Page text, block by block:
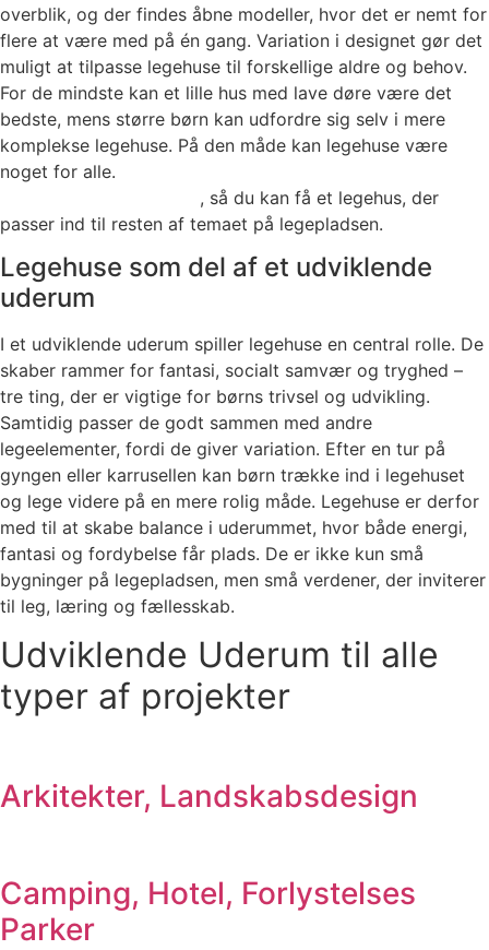
overblik, og der findes åbne modeller, hvor det er nemt for
flere at være med på én gang. Variation i designet gør det
muligt at tilpasse legehuse til forskellige aldre og behov.
For de mindste kan et lille hus med lave døre være det
bedste, mens større børn kan udfordre sig selv i mere
komplekse legehuse. På den måde kan legehuse være
noget for alle.
, så du kan få et legehus, der
passer ind til resten af temaet på legepladsen.
Legehuse som del af et udviklende
uderum
I et udviklende uderum spiller legehuse en central rolle. De
skaber rammer for fantasi, socialt samvær og tryghed –
tre ting, der er vigtige for børns trivsel og udvikling.
Samtidig passer de godt sammen med andre
legeelementer, fordi de giver variation. Efter en tur på
gyngen eller karrusellen kan børn trække ind i legehuset
og lege videre på en mere rolig måde. Legehuse er derfor
med til at skabe balance i uderummet, hvor både energi,
fantasi og fordybelse får plads. De er ikke kun små
bygninger på legepladsen, men små verdener, der inviterer
til leg, læring og fællesskab.
Udviklende Uderum til alle
typer af projekter
Arkitekter, Landskabsdesign
Camping, Hotel, Forlystelses
Parker